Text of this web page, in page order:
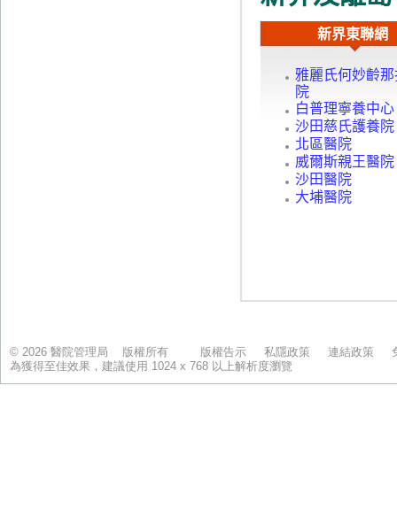
© 2026 醫院管理局 版權所有 版權告示 私隱政策 連結政策
為獲得至佳效果，建議使用 1024 x 768 以上解析度瀏覽